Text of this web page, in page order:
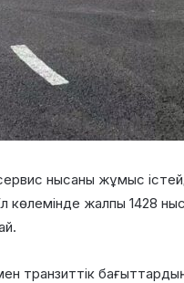
нысаны жұмыс
көлемінде жалпы 1428
транзиттік